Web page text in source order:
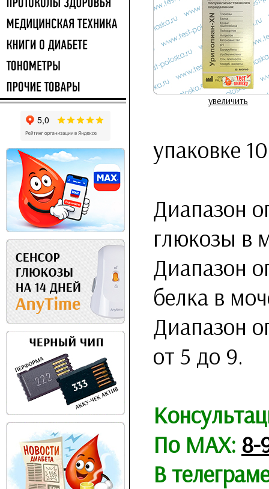
увеличить
упаковке
Диапазон
глюкозы в
Диапазон
белка в
Диапазон
от 5 до 9.
По MAX: 8-
В